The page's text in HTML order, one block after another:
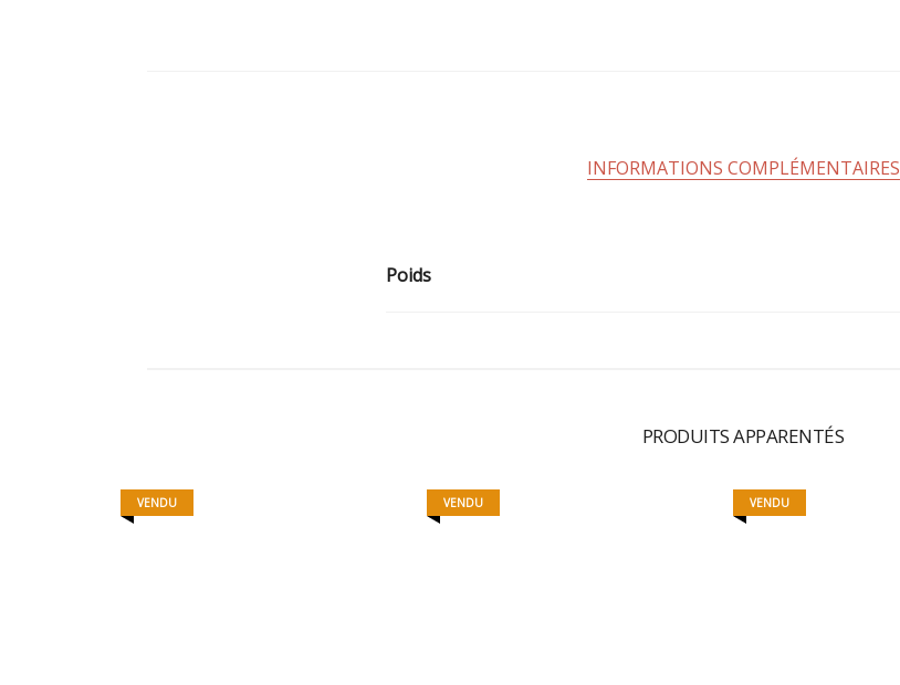
INFORMATIONS COMPLÉMENTAIRES
Poids
PRODUITS APPARENTÉS
VENDU VENDU VENDU